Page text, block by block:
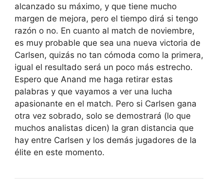
alcanzado su máximo, y que tiene mucho
margen de mejora, pero el tiempo dirá si tengo
razón o no. En cuanto al match de noviembre,
es muy probable que sea una nueva victoria de
Carlsen, quizás no tan cómoda como la primera,
igual el resultado será un poco más estrecho.
Espero que Anand me haga retirar estas
palabras y que vayamos a ver una lucha
apasionante en el match. Pero si Carlsen gana
otra vez sobrado, solo se demostrará (lo que
muchos analistas dicen) la gran distancia que
hay entre Carlsen y los demás jugadores de la
élite en este momento.